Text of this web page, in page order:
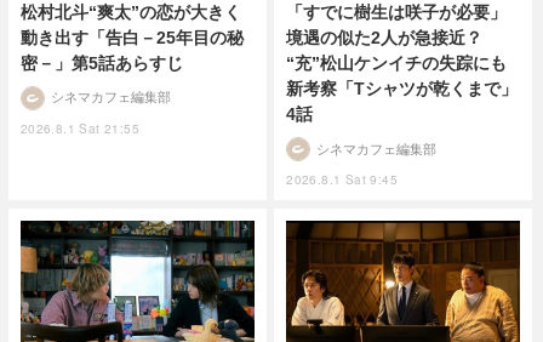
松村北斗“爽太”の恋が大きく
動き出す「告白－25年目の秘
密－」第5話あらすじ
2026.8.1 Sat 21:55
シネマカフェ編集部
「すでに樹生は咲子が必要」
境遇の似た2人が急接近？
“充”松山ケンイチの失踪にも
新考察「Tシャツが乾くまで」
4話
2026.8.1 Sat 9:45
シネマカフェ編集部